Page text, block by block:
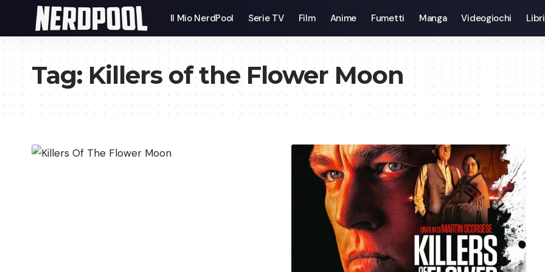
Il Mio NerdPool Serie TV Film Anime Fumetti Manga Videogiochi Libri
Tag:Killers of the Flower Moon